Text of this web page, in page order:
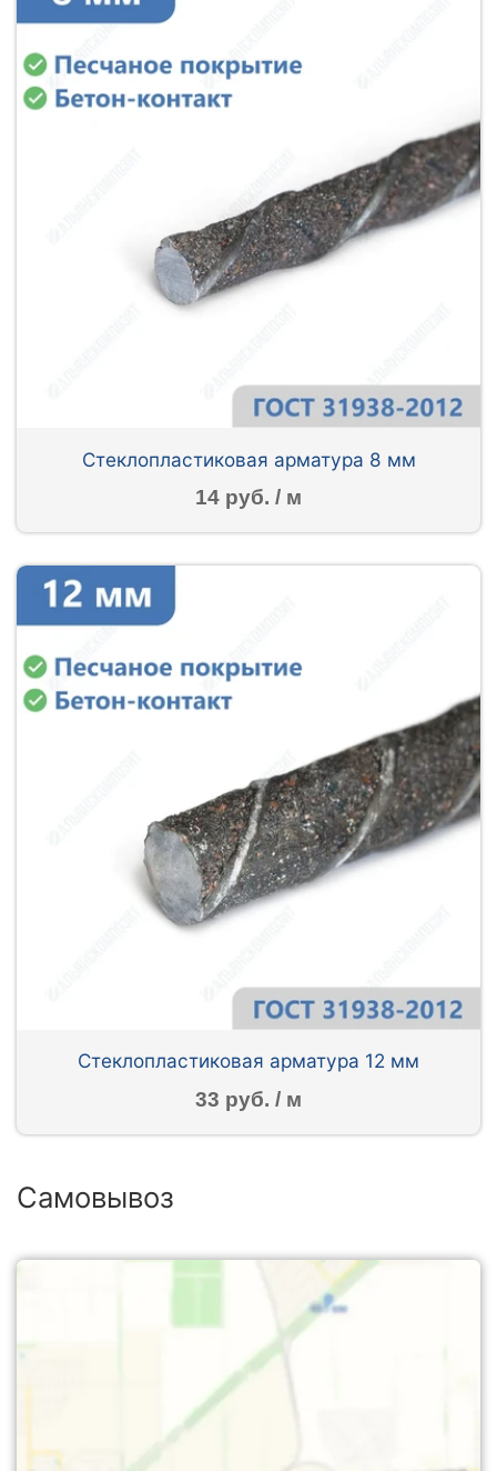
Стеклопластиковая арматура 8 мм
14 руб. / м
Стеклопластиковая арматура 12 мм
33 руб. / м
Самовывоз